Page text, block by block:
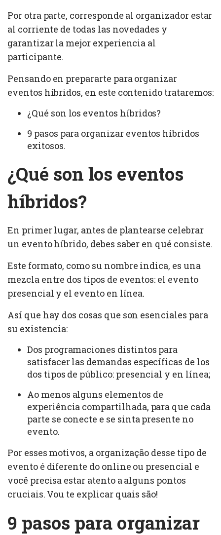
Por otra parte, corresponde al organizador estar
al corriente de todas las novedades y
garantizar la mejor experiencia al
participante.
Pensando en prepararte para organizar
eventos híbridos, en este contenido trataremos:
¿Qué son los eventos híbridos?
9 pasos para organizar eventos híbridos
exitosos.
¿Qué son los eventos
híbridos?
En primer lugar, antes de plantearse celebrar
un evento híbrido, debes saber en qué consiste.
Este formato, como su nombre indica, es una
mezcla entre dos tipos de eventos: el evento
presencial y el evento en línea.
Así que hay dos cosas que son esenciales para
su existencia:
Dos programaciones distintos para
satisfacer las demandas específicas de los
dos tipos de público: presencial y en línea;
Ao menos alguns elementos de
experiência compartilhada, para que cada
parte se conecte e se sinta presente no
evento.
Por esses motivos, a organização desse tipo de
evento é diferente do online ou presencial e
você precisa estar atento a alguns pontos
cruciais. Vou te explicar quais são!
9 pasos para organizar